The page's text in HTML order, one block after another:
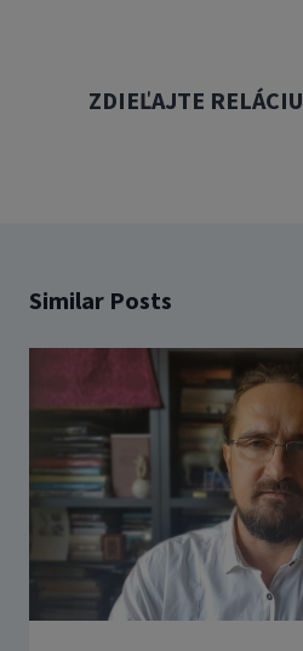
ZDIEĽAJTE RELÁCIU
Similar Posts